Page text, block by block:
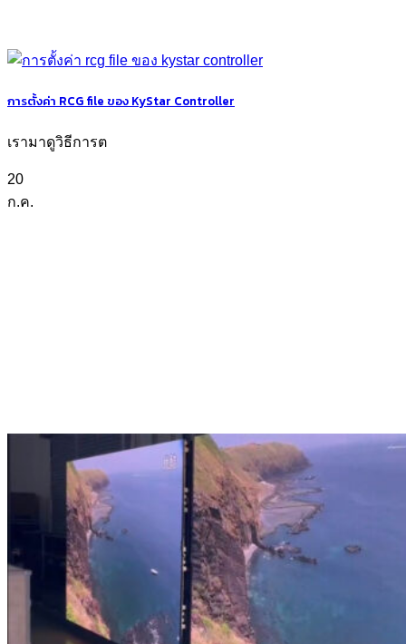
การตั้งค่า RCG file ของ KyStar Controller
เรามาดูวิธีการต
20
ก.ค.